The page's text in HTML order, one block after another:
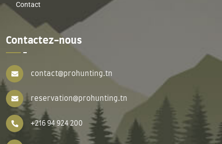
Contact
Contactez-nous
contact@prohunting.tn
reservation@prohunting.tn
+216 94 924 200